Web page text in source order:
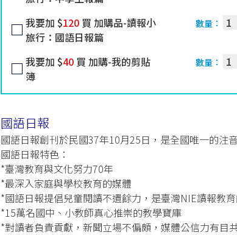
我要加 $120 買 加購品-讀報小
旅行：國語日報篇
數量：
我要加 $40 買 加購-我的剪貼
簿
數量：
國語日報
國語日報創刊於民國37年10月25日，是全國唯一的注
國語日報特色：
*臺灣教育與文化努力70年
*最深入家庭與學校教育的媒體
*國語日報提倡兒童閱讀不遺餘力，是臺灣NIE讀報教
*15萬名國中、小教師真心推崇的教學寶庫
*對讀者負責貢獻，新聞立場不偏頗，媒體公信力有目